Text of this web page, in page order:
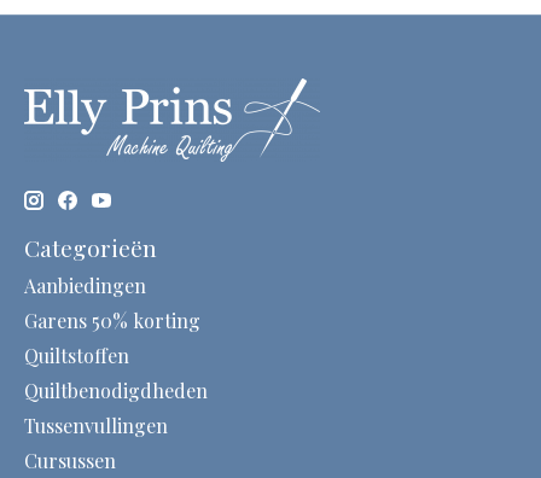
Categorieën
Aanbiedingen
Garens 50% korting
Quiltstoffen
Quiltbenodigdheden
Tussenvullingen
Cursussen